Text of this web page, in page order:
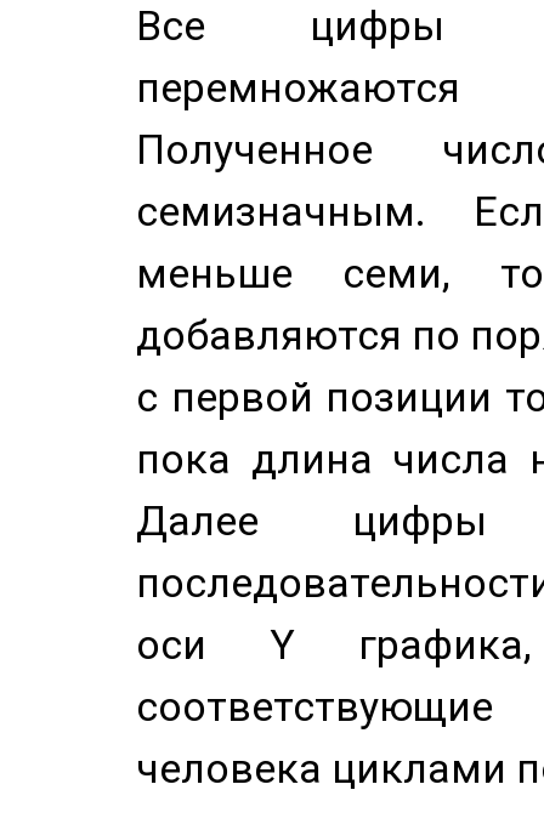
Все цифры
Полученное
семизначным.
меньше семи,
добавляются по
с первой позиции
пока длина числа
Далее цифры
оси Y
человека циклами